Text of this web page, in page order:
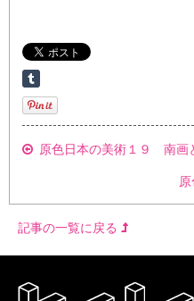
原色日本の美術１９ 南画
記事の一覧に戻る